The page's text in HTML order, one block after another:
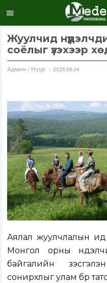
Жуулчид
соёлыг үзэхээр
Aдмин / Нүүр 2026.06.04
Аялал жуулчлалын ид
Монгол орны
байгалийн
сонирхлыг улам бүр